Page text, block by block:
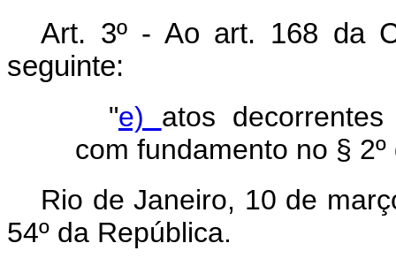
Art. 3º - Ao art. 168 da
seguinte:
"e) atos
com fundamento no §
Rio de Janeiro, 10 de
54º da República.